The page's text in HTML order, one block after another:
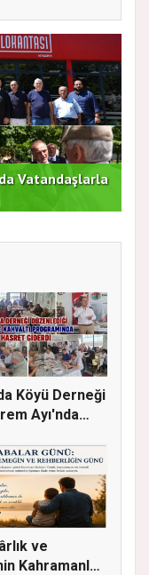
Vatandaşlarla
Köyü Derneği
Ayı'nda
ve
Kahramanları